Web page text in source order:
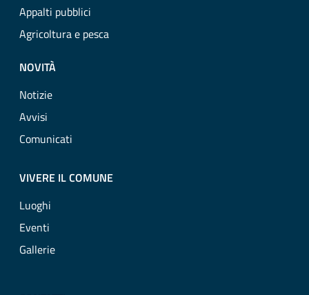
Appalti pubblici
Agricoltura e pesca
NOVITÀ
Notizie
Avvisi
Comunicati
VIVERE IL COMUNE
Luoghi
Eventi
Gallerie